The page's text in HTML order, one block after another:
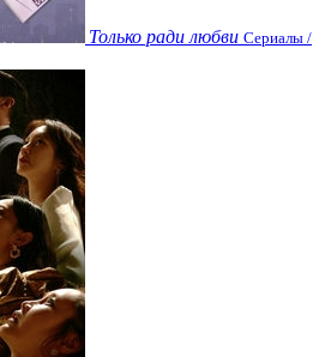
Только ради любви Сериалы /